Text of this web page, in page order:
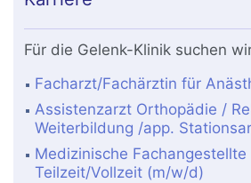
Für die Gelenk-Klinik suchen
Facharzt/Fachärztin für
Assistenzarzt Orthopädie /
Weiterbildung /app.
Medizinische Fachangestellte
Teilzeit/Vollzeit (m/w/d)